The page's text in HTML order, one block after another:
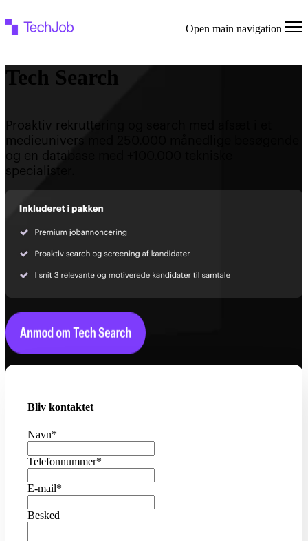
Open main navigation
Tech Search
Proaktiv rekruttering og search med afsæt i et
medieunivers med 250.000 månedlige besøgende
og en database med +100.000 tekniske
specialister.
Bliv kontaktet
Navn*
Telefonnummer*
E-mail*
Besked
Sådan fungerer forløbet